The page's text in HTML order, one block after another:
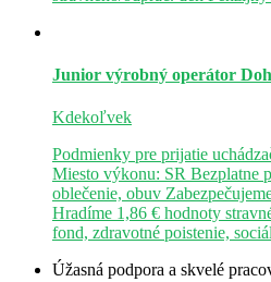
Junior výrobný operátor
Kdekoľvek
Podmienky pre prijatie
Miesto výkonu: SR Bezplatne
oblečenie, obuv
Hradíme 1,86 € hodnoty
fond, zdravotné poistenie,
Úžasná podpora a skvelé